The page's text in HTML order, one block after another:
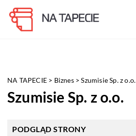
NA TAPECIE > Biznes>Szumisie Sp. z o.o.
Szumisie Sp. z o.o.
PODGLĄD STRONY